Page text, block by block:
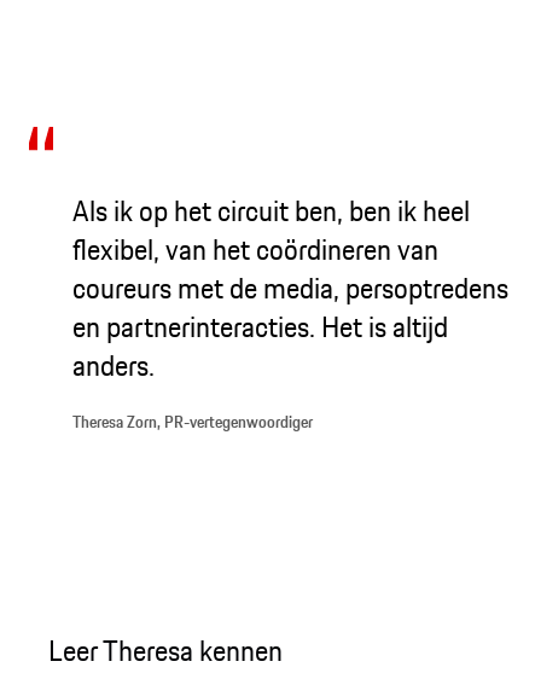
Als ik op het circuit ben, ben ik heel
flexibel, van het coördineren van
coureurs met de media, persoptredens
en partnerinteracties. Het is altijd
anders.
Theresa Zorn, PR-vertegenwoordiger
Leer Theresa kennen